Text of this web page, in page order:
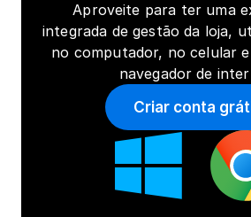
Aproveite para ter uma
integrada de gestão da loja,
no computador, no celular
navegador de
Criar conta